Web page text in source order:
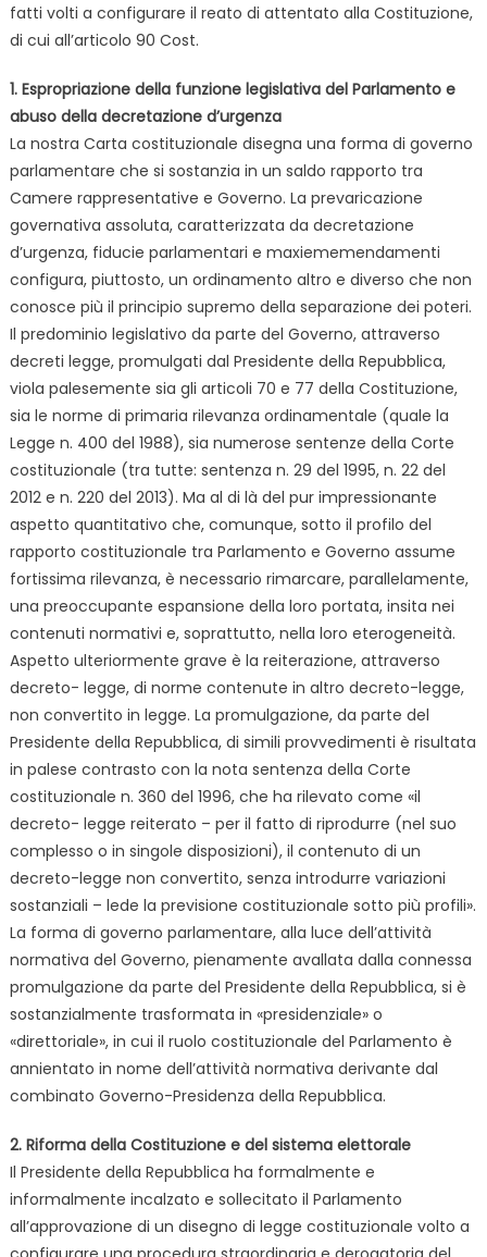
fatti volti a configurare il reato di attentato alla Costituzione,
di cui all’articolo 90 Cost.
1. Espropriazione della funzione legislativa del Parlamento e
abuso della decretazione d’urgenza
La nostra Carta costituzionale disegna una forma di governo
parlamentare che si sostanzia in un saldo rapporto tra
Camere rappresentative e Governo. La prevaricazione
governativa assoluta, caratterizzata da decretazione
d’urgenza, fiducie parlamentari e maxiememendamenti
configura, piuttosto, un ordinamento altro e diverso che non
conosce più il principio supremo della separazione dei poteri.
Il predominio legislativo da parte del Governo, attraverso
decreti legge, promulgati dal Presidente della Repubblica,
viola palesemente sia gli articoli 70 e 77 della Costituzione,
sia le norme di primaria rilevanza ordinamentale (quale la
Legge n. 400 del 1988), sia numerose sentenze della Corte
costituzionale (tra tutte: sentenza n. 29 del 1995, n. 22 del
2012 e n. 220 del 2013). Ma al di là del pur impressionante
aspetto quantitativo che, comunque, sotto il profilo del
rapporto costituzionale tra Parlamento e Governo assume
fortissima rilevanza, è necessario rimarcare, parallelamente,
una preoccupante espansione della loro portata, insita nei
contenuti normativi e, soprattutto, nella loro eterogeneità.
Aspetto ulteriormente grave è la reiterazione, attraverso
decreto- legge, di norme contenute in altro decreto-legge,
non convertito in legge. La promulgazione, da parte del
Presidente della Repubblica, di simili provvedimenti è risultata
in palese contrasto con la nota sentenza della Corte
costituzionale n. 360 del 1996, che ha rilevato come «il
decreto- legge reiterato – per il fatto di riprodurre (nel suo
complesso o in singole disposizioni), il contenuto di un
decreto-legge non convertito, senza introdurre variazioni
sostanziali – lede la previsione costituzionale sotto più profili».
La forma di governo parlamentare, alla luce dell’attività
normativa del Governo, pienamente avallata dalla connessa
promulgazione da parte del Presidente della Repubblica, si è
sostanzialmente trasformata in «presidenziale» o
«direttoriale», in cui il ruolo costituzionale del Parlamento è
annientato in nome dell’attività normativa derivante dal
combinato Governo-Presidenza della Repubblica.
2. Riforma della Costituzione e del sistema elettorale
Il Presidente della Repubblica ha formalmente e
informalmente incalzato e sollecitato il Parlamento
all’approvazione di un disegno di legge costituzionale volto a